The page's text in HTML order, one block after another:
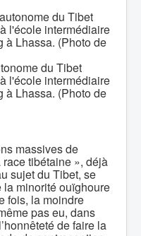
du Tibet
l'école intermédiaire
à Lhassa. (Photo de
massives de
tibétaine », déjà
sujet du Tibet, se
la minorité ouïghoure
fois, la moindre
pas eu, dans
de faire la